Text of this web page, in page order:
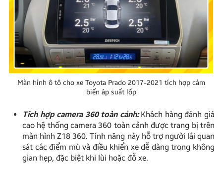
Màn hình ô tô cho xe Toyota Prado 2017-2021 tích hợp cảm
biến áp suất lốp
Tích hợp camera 360 toàn cảnh: Khách hàng đánh giá
cao hệ thống camera 360 toàn cảnh được trang bị trên
màn hình Z18 360. Tính năng này hỗ trợ người lái quan
sát các điểm mù và điều khiển xe dễ dàng trong không
gian hẹp, đặc biệt khi lùi hoặc đỗ xe.